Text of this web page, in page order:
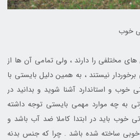
خوب
مختلفی را دارند ، ولی تمامی آن ها از
نیستند ، به همین دلیل بایستی با
خوب و استاندارد آشنا شوید و بدانید در
به چه موارد مهمی بایستی توجه داشته
خوب باید در ابتدا کاملا ضد آب باشد و
ساخته شده باشد . چرا که جنس بدنه